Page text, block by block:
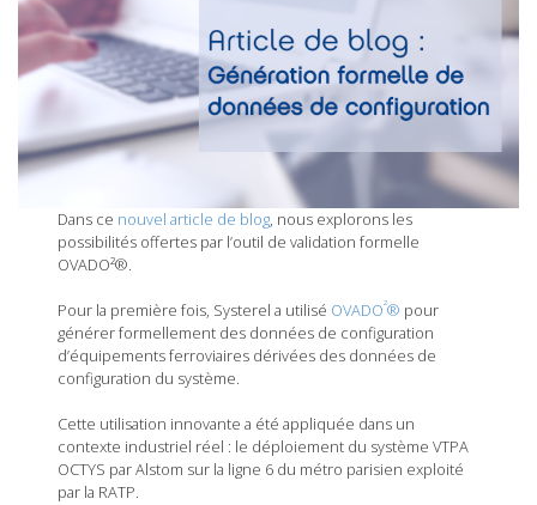
Dans ce nouvel article de blog, nous explorons les
possibilités offertes par l’outil de validation formelle
OVADO²®.
Pour la première fois, Systerel a utilisé OVADO²® pour
générer formellement des données de configuration
d’équipements ferroviaires dérivées des données de
configuration du système.
Cette utilisation innovante a été appliquée dans un
contexte industriel réel : le déploiement du système VTPA
OCTYS par Alstom sur la ligne 6 du métro parisien exploité
par la RATP.